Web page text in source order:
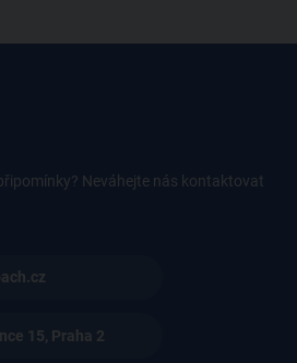
Neváhejte nás kontaktovat
15, Praha 2